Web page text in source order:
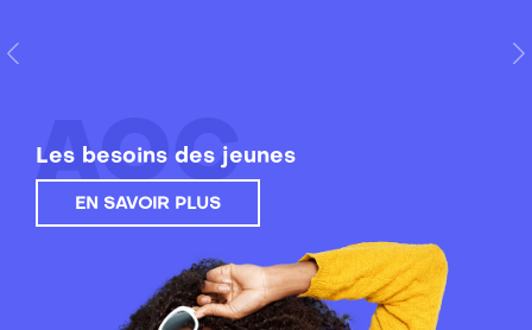
Les besoins des jeunes
EN SAVOIR PLUS
AOC
Previous